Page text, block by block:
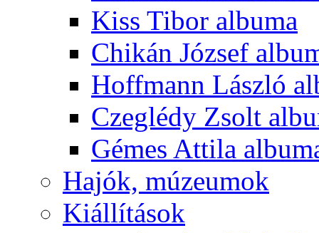
Kiss Tibor albuma
Chikán József
Hoffmann László
Czeglédy Zsolt
Gémes Attila
Hajók, múzeumok
Kiállítások